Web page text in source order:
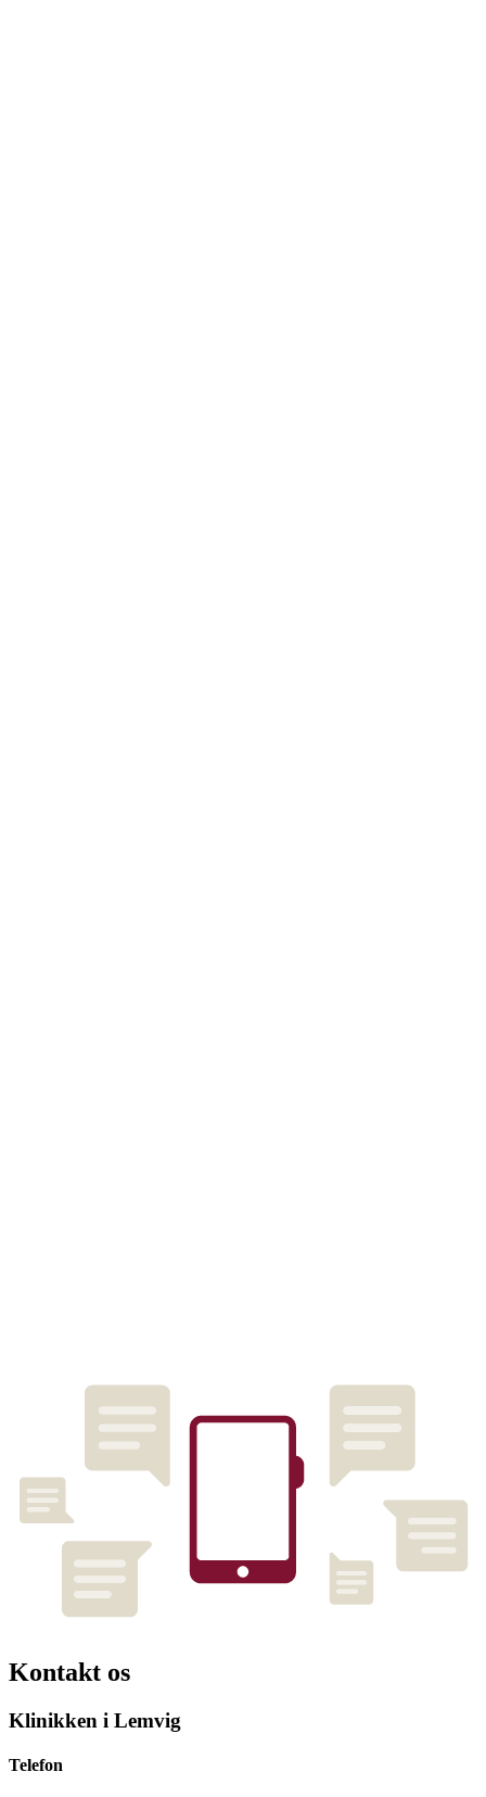
Kontakt os
Klinikken i Lemvig
Telefon